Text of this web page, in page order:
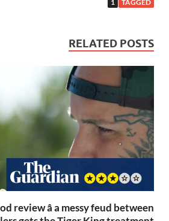
TAGGED
1
RELATED POSTS
review â a messy feud between